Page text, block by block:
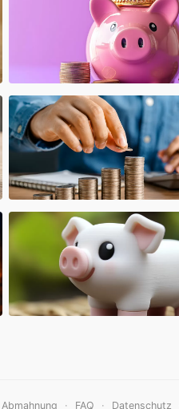
Abmahnung · FAQ · Datenschutz